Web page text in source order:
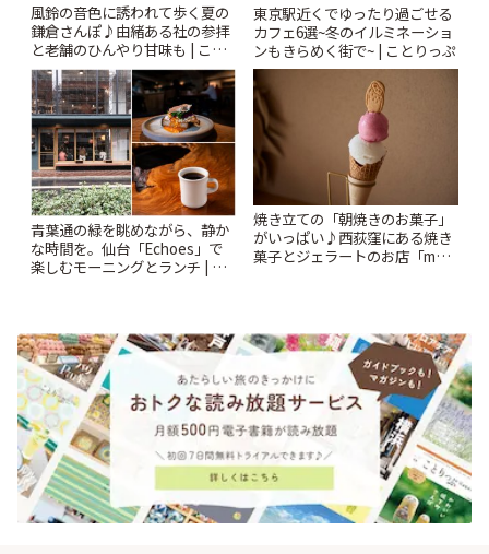
風鈴の音色に誘われて歩く夏の
鎌倉さんぽ♪由緒ある社の参拝
と老舗のひんやり甘味も | こと
りっぷ
東京駅近くでゆったり過ごせる
カフェ6選~冬のイルミネーショ
ンもきらめく街で~ | ことりっぷ
青葉通の緑を眺めながら、静か
な時間を。仙台「Echoes」で
楽しむモーニングとランチ | こ
焼き立ての「朝焼きのお菓子」
がいっぱい♪西荻窪にある焼き
菓子とジェラートのお店「mUni